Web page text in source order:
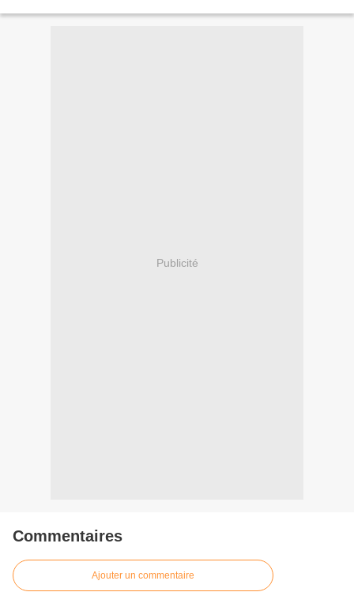
Publicité
Commentaires
Ajouter un commentaire